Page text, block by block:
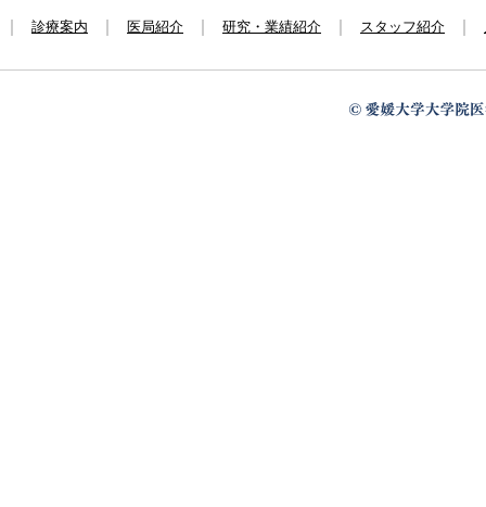
診療案内 医局紹介 研究・業績紹介 スタッフ紹介